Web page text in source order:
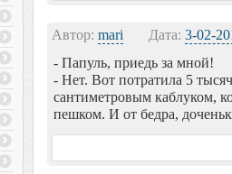
Автор: mari Дата: 3-02-
- Папуль, приедь за мной!
- Нет. Вот потратила 5
сантиметровым каблуком,
пешком. И от бедра,